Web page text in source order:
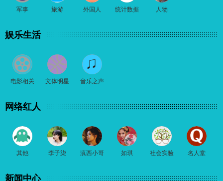
军事 旅游 外国人 统计数据 人物
娱乐生活
电影相关 文体明星 音乐之声
网络红人
其他 李子柒 滇西小哥 如琪 社会实验 名人堂
新闻中心